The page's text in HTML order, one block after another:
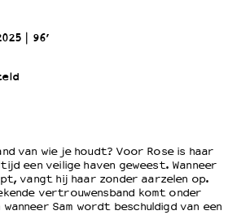
96’
van wie je houdt? Voor Rose is haar
een veilige haven geweest. Wanneer
vangt hij haar zonder aarzelen op.
vertrouwensband komt onder
Sam wordt beschuldigd van een